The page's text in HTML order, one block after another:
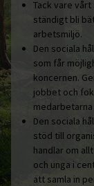
Tack vare
ständigt bli
arbetsmiljö.
Den sociala
som får
koncernen.
jobbet och
Den sociala
stöd till
handlar om
och unga i
att samla in